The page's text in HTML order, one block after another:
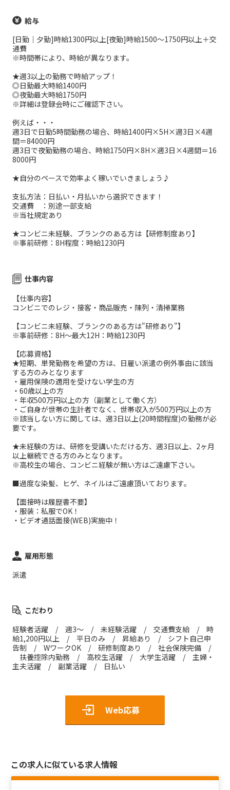
給与
[日勤｜夕勤]時給1300円以上[夜勤]時給1500～1750円以上＋交
通費
※時間帯により、時給が異なります。
★週3以上の勤務で時給アップ！
◎日勤最大時給1400円
◎夜勤最大時給1750円
※詳細は登録会時にご確認下さい。
例えば・・・
週3日で日勤5時間勤務の場合、時給1400円×5H×週3日×4週
間＝84000円
週3日で夜勤勤務の場合、時給1750円×8H×週3日×4週間＝16
8000円
★自分のペースで効率よく稼いでいきましょう♪
支払方法：日払い・月払いから選択できます！
交通費 ：別途一部支給
※当社規定あり
★コンビニ未経験、ブランクのある方は【研修制度あり】
※事前研修：8H程度：時給1230円
仕事内容
【仕事内容】
コンビニでのレジ・接客・商品販売・陳列・清掃業務
【コンビニ未経験、ブランクのある方は"研修あり"】
※事前研修：8H～最大12H：時給1230円
【応募資格】
★短期、単発勤務を希望の方は、日雇い派遣の例外事由に該当
する方のみとなります
・雇用保険の適用を受けない学生の方
・60歳以上の方
・年収500万円以上の方（副業として働く方）
・ご自身が世帯の生計者でなく、世帯収入が500万円以上の方
※該当しない方に関しては、週3日以上(20時間程度)の勤務が必
要です。
★未経験の方は、研修を受講いただける方、週3日以上、2ヶ月
以上継続できる方のみとなります。
※高校生の場合、コンビニ経験が無い方はご遠慮下さい。
■過度な染髪、ヒゲ、ネイルはご遠慮頂いております。
【面接時は履歴書不要】
・服装：私服でOK！
・ビデオ通話面接(WEB)実施中！
雇用形態
派遣
こだわり
経験者活躍 / 週3～ / 未経験活躍 / 交通費支給 / 時
給1,200円以上 / 平日のみ / 昇給あり / シフト自己申
告制 / WワークOK / 研修制度あり / 社会保険完備 /
扶養控除内勤務 / 高校生活躍 / 大学生活躍 / 主婦・
主夫活躍 / 副業活躍 / 日払い
Web応募
この求人に似ている求人情報